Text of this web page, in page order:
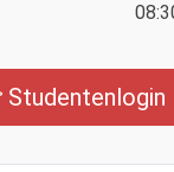
Studentenlogin